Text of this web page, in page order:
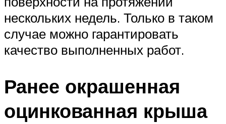
нескольких недель. Только в таком
случае можно гарантировать
качество выполненных работ.
Ранее окрашенная
оцинкованная крыша